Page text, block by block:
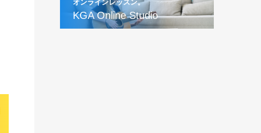
オンラインレッスン。
KGA Online Studio